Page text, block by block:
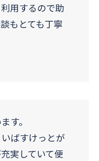
用するので助
もとても丁寧
す。
ばすけっとが
実していて便